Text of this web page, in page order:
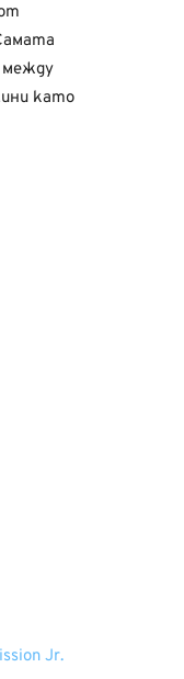
между
като
Jr.